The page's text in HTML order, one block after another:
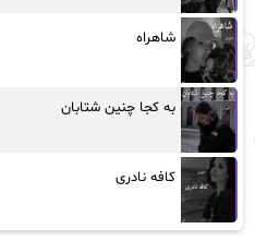
شاهراه
به کجا چنین شتابان
کافه نادری